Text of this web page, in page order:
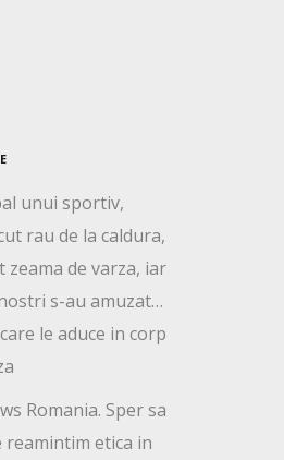
unui sportiv,
rau de la caldura,
zeama de varza, iar
s-au amuzat…
le aduce in corp
Romania. Sper sa
reamintim etica in